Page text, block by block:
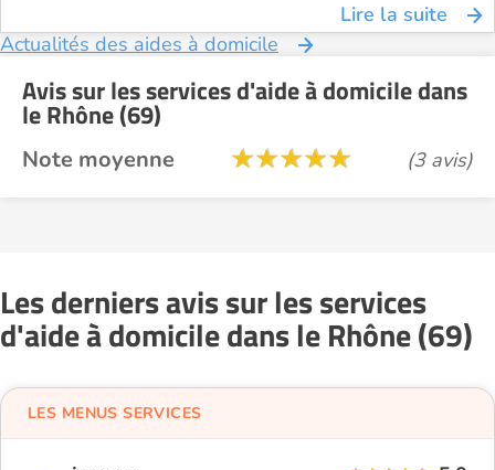
Lire la suite
Actualités des aides à domicile
Avis sur les services d'aide à domicile dans
le Rhône (69)
Note moyenne (3 avis)
Les derniers avis sur les services
d'aide à domicile dans le Rhône (69)
LES MENUS SERVICES